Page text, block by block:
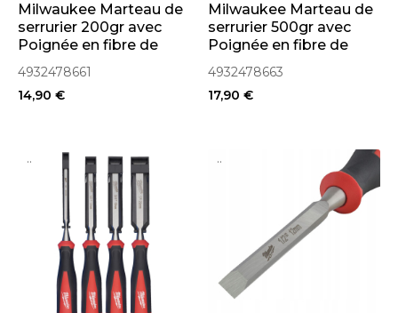
Milwaukee Marteau de
serrurier 200gr avec
Poignée en fibre de
verre (4932478661)
4932478661
14,90 €
Milwaukee Marteau de
serrurier 500gr avec
Poignée en fibre de
verre (4932478663)
4932478663
17,90 €
.. ..